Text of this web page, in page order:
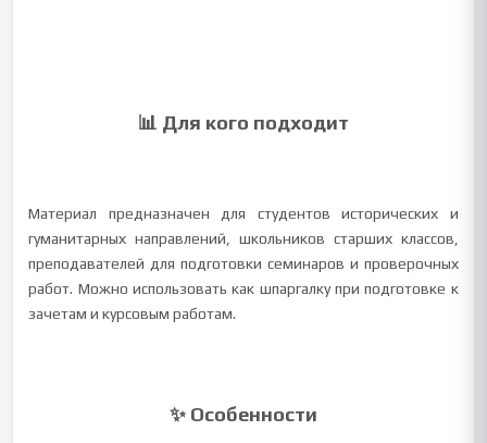
📊 Для кого подходит
Материал предназначен для студентов исторических и
гуманитарных направлений, школьников старших классов,
преподавателей для подготовки семинаров и проверочных
работ. Можно использовать как шпаргалку при подготовке к
зачетам и курсовым работам.
✨ Особенности